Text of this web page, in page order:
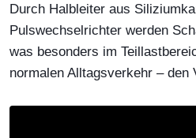
Durch Halbleiter aus
Pulswechselrichter werden
was besonders im
normalen Alltagsverkehr – den